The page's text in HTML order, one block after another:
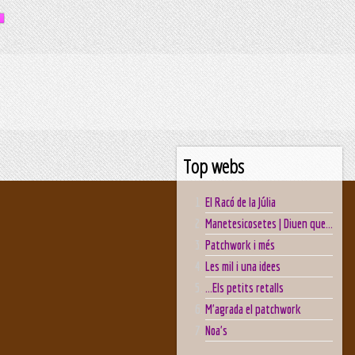
Top webs
El Racó de la Júlia
Manetesicosetes | Diuen que...
Patchwork i més
Les mil i una idees
...Els petits retalls
M'agrada el patchwork
Noa's